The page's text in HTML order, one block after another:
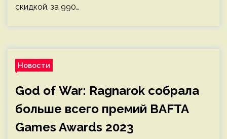
скидкой, за 990…
Новости
God of War: Ragnarok собрала
больше всего премий BAFTA
Games Awards 2023